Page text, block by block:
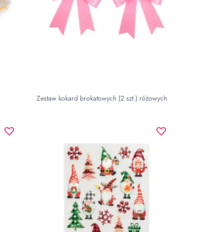
Zestaw kokard brokatowych (2 szt.) różowych